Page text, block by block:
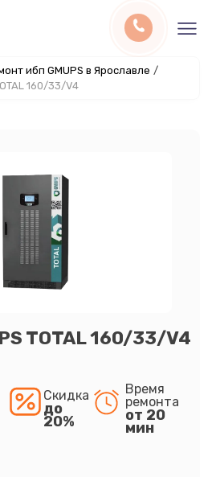
ибп GMUPS в Ярославле /
160/33/V4
TOTAL 160/33/V4
Скидка
до
20%
Время
ремонта
от 20
мин